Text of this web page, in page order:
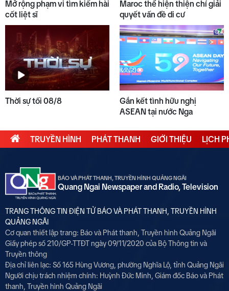
Mở rộng phạm vi tìm kiếm hài
cốt liệt sĩ
Maroc thể hiện thiện chí giải
quyết vấn đề di cư
Thời sự tối 08/8
Gắn kết tình hữu nghị
ASEAN tại nước Nga
TRUYỀN HÌNH PHÁT THANH GIỚI THIỆU LỊCH
BÁO VÀ PHÁT THANH, TRUYỀN HÌNH QUẢNG NGÃI
Quang Ngai Newspaper and Radio, Television
TRANG THÔNG TIN ĐIỆN TỬ BÁO VÀ PHÁT THANH, TRUYỀN HÌNH
QUẢNG NGÃI
Cơ quan thiết lập trang: Báo và Phát thanh, Truyền hình Quảng Ngãi
Giấy phép số 210/GP-TTĐT ngày 09/11/2020 của Bộ Thông tin và
Truyền thông
Địa chỉ liên lạc: Số 165 Hùng Vương, phường Nghĩa Lộ, tỉnh Quảng Ngãi
Người chịu trách nhiệm chính: Huỳnh Đức Minh, Giám đốc Báo và Phát
thanh, Truyền hình Quảng Ngãi